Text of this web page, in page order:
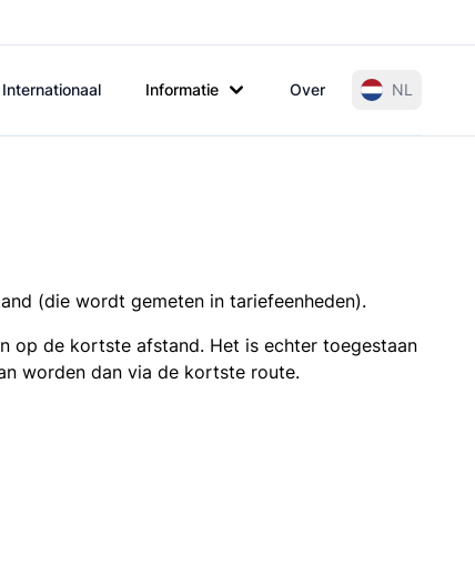
Internationaal Informatie Over NL
(die wordt gemeten in tariefeenheden).
op de kortste afstand. Het is echter toegestaan
worden dan via de kortste route.